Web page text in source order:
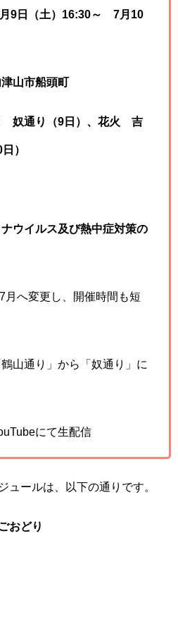
9日（土）16:30～ 7月10
山市船頭町
奴通り（9日）、花火 吉
）
ウイルス及び熱中症対策の
へ変更し、開催時間も短
山通り」から「奴通り」に
にて生配信
ュールは、以下の通りです。
おどり